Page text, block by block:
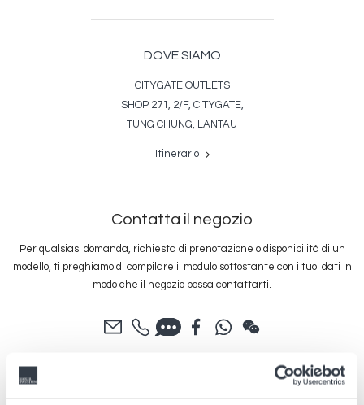
DOVE SIAMO
CITYGATE OUTLETS
SHOP 271, 2/F, CITYGATE,
TUNG CHUNG, LANTAU
Itinerario
Contatta il negozio
Per qualsiasi domanda, richiesta di prenotazione o disponibilità di un
modello, ti preghiamo di compilare il modulo sottostante con i tuoi dati in
modo che il negozio possa contattarti.